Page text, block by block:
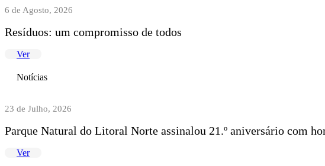
6 de Agosto, 2026
Resíduos: um compromisso de todos
Ver
Notícias
23 de Julho, 2026
Parque Natural do Litoral Norte assinalou 21.º aniversário com
Ver